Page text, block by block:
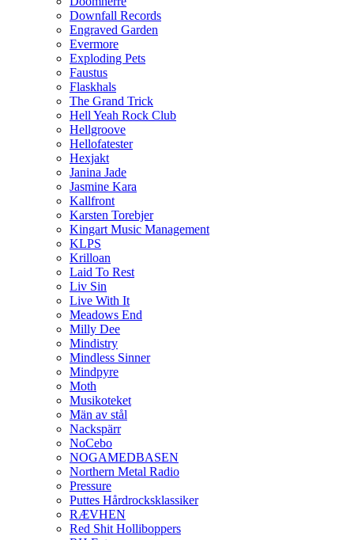
Downfall Records
Engraved Garden
Evermore
Exploding Pets
Faustus
Flaskhals
The Grand Trick
Hell Yeah Rock Club
Hellgroove
Hellofatester
Hexjakt
Janina Jade
Jasmine Kara
Kallfront
Karsten Torebjer
Kingart Music Management
KLPS
Krilloan
Laid To Rest
Liv Sin
Live With It
Meadows End
Milly Dee
Mindistry
Mindless Sinner
Mindpyre
Moth
Musikoteket
Män av stål
Nackspärr
NoCebo
NOGAMEDBASEN
Northern Metal Radio
Pressure
Puttes Hårdrocksklassiker
RÆVHEN
Red Shit Holliboppers